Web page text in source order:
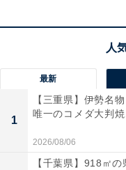
最新
1
【三重県】伊勢名
唯一のコメダ大判
2026/08/06
【千葉県】918㎡